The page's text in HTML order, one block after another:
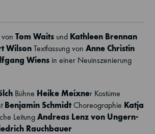
Tom Waits und Kathleen Brennan
Wilson Textfassung von Anne Christin
Wiens in einer Neuinszenierung
Bühne Heike Meixner Kostüme
Benjamin SchmidtChoreographie Katja
Leitung Andreas Lenz von Ungern-
Rauchbauer